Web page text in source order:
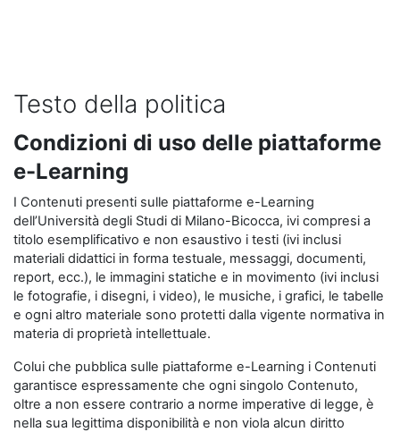
Testo della politica
Condizioni di uso delle piattaforme
e-Learning
I Contenuti presenti sulle piattaforme e-Learning
dell’Università degli Studi di Milano-Bicocca, ivi compresi a
titolo esemplificativo e non esaustivo i testi (ivi inclusi
materiali didattici in forma testuale, messaggi, documenti,
report, ecc.), le immagini statiche e in movimento (ivi inclusi
le fotografie, i disegni, i video), le musiche, i grafici, le tabelle
e ogni altro materiale sono protetti dalla vigente normativa in
materia di proprietà intellettuale.
Colui che pubblica sulle piattaforme e-Learning i Contenuti
garantisce espressamente che ogni singolo Contenuto,
oltre a non essere contrario a norme imperative di legge, è
nella sua legittima disponibilità e non viola alcun diritto